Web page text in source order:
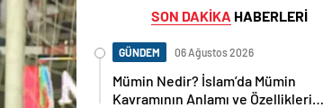
SON DAKİKA HABERLERİ
GÜNDEM 06 Ağustos 2026
Mümin Nedir? İslam’da Mümin
Kavramının Anlamı ve Özellikleri